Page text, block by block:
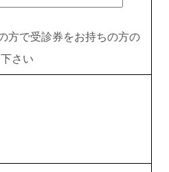
方で受診券をお持ちの方の
さい